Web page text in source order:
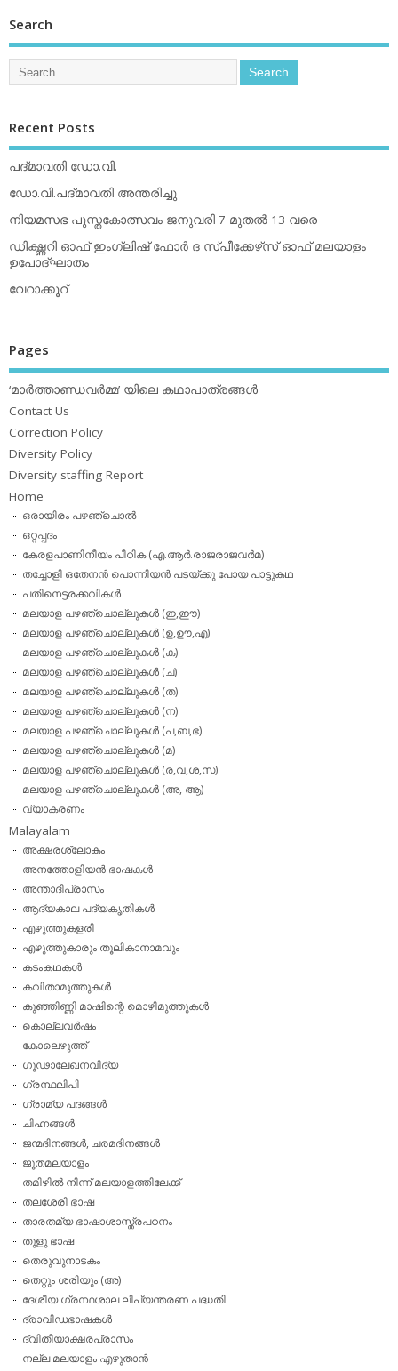
Search
Recent Posts
പദ്മാവതി ഡോ.വി.
ഡോ.വി.പദ്മാവതി അന്തരിച്ചു
നിയമസഭ പുസ്തകോത്സവം ജനുവരി 7 മുതല്‍ 13 വരെ
ഡിക്ഷ്ണറി ഓഫ് ഇംഗ്ലിഷ് ഫോര്‍ ദ സ്പീക്കേഴ്‌സ് ഓഫ് മലയാളം
ഉപോദ്ഘാതം
വേറാക്കൂറ്
Pages
‘മാര്‍ത്താണ്ഡവര്‍മ്മ’ യിലെ കഥാപാത്രങ്ങള്‍
Contact Us
Correction Policy
Diversity Policy
Diversity staffing Report
Home
ഒരായിരം പഴഞ്ചൊല്‍
ഒറ്റപ്പദം
കേരളപാണിനീയം പീഠിക (എ.ആര്‍.രാജരാജവര്‍മ)
തച്ചോളി ഒതേനൻ പൊന്നിയൻ പടയ്‌ക്കു പോയ പാട്ടുകഥ
പതിനെട്ടരക്കവികള്‍
മലയാള പഴഞ്ചൊല്ലുകള്‍ (ഇ,ഈ)
മലയാള പഴഞ്ചൊല്ലുകള്‍ (ഉ,ഊ,എ)
മലയാള പഴഞ്ചൊല്ലുകള്‍ (ക)
മലയാള പഴഞ്ചൊല്ലുകള്‍ (ച)
മലയാള പഴഞ്ചൊല്ലുകള്‍ (ത)
മലയാള പഴഞ്ചൊല്ലുകള്‍ (ന)
മലയാള പഴഞ്ചൊല്ലുകള്‍ (പ,ബ,ഭ)
മലയാള പഴഞ്ചൊല്ലുകള്‍ (മ)
മലയാള പഴഞ്ചൊല്ലുകള്‍ (ര,വ,ശ,സ)
മലയാള പഴഞ്ചൊല്ലുകൾ (അ, ആ)
വ്യാകരണം
Malayalam
അക്ഷരശ്ലോകം
അനത്തോളിയന്‍ ഭാഷകള്‍
അന്താദിപ്രാസം
ആദ്യകാല പദ്യകൃതികള്‍
എഴുത്തുകളരി
എഴുത്തുകാരും തൂലികാനാമവും
കടംകഥകള്‍
കവിതാമുത്തുകള്‍
കുഞ്ഞിണ്ണി മാഷിന്റെ മൊഴിമുത്തുകള്‍
കൊല്ലവര്‍ഷം
കോലെഴുത്ത്
ഗൂഢാലേഖനവിദ്യ
ഗ്രന്ഥലിപി
ഗ്രാമ്യ പദങ്ങള്‍
ചിഹ്നങ്ങള്‍
ജന്മദിനങ്ങള്‍, ചരമദിനങ്ങള്‍
ജൂതമലയാളം
തമിഴില്‍ നിന്ന് മലയാളത്തിലേക്ക്
തലശേരി ഭാഷ
താരതമ്യ ഭാഷാശാസ്ത്രപഠനം
തുളു ഭാഷ
തെരുവുനാടകം
തെറ്റും ശരിയും (അ)
ദേശീയ ഗ്രന്ഥശാല ലിപ്യന്തരണ പദ്ധതി
ദ്രാവിഡഭാഷകള്‍
ദ്വിതീയാക്ഷരപ്രാസം
നല്ല മലയാളം എഴുതാന്‍